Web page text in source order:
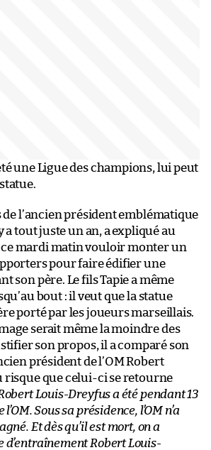
une Ligue des champions, lui peut
de l’ancien président emblématique
a tout juste un an, a expliqué au
ce mardi matin vouloir monter un
pour faire édifier une
son père. Le fils Tapie a même
bout : il veut que la statue
porté par les joueurs marseillais.
serait même la moindre des
son propos, il a comparé son
président de l’OM Robert
risque que celui-ci se retourne
Louis-Dreyfus a été pendant 13
Sous sa présidence, l’OM n’a
Et dès qu’il est mort, on a
d’entraînement Robert Louis-